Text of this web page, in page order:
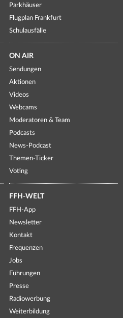
Parkhäuser
Flugplan Frankfurt
Schulausfälle
ON AIR
Sendungen
Aktionen
Videos
Webcams
Moderatoren & Team
Podcasts
News-Podcast
Themen-Ticker
Voting
FFH-WELT
FFH-App
Newsletter
Kontakt
Frequenzen
Jobs
Führungen
Presse
Radiowerbung
Weiterbildung